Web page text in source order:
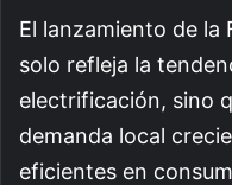
El lanzamiento de
solo refleja la
electrificación, sino
demanda local
eficientes en